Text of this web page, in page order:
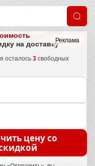
Реклама
на доставку
осталось 3 свободных
цену со